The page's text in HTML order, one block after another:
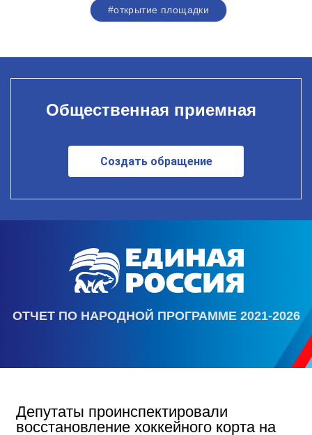
#открытие площадки
Общественная приемная
Создать обращение
ОТЧЕТ ПО НАРОДНОЙ ПРОГРАММЕ 2021-2026
Депутаты проинспектировали
восстановление хоккейного корта на